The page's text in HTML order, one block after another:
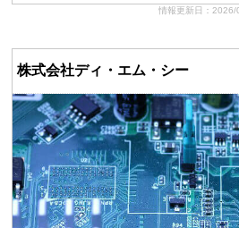
情報更新日：2026/
株式会社ディ・エム・シー